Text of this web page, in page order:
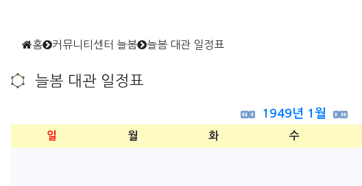
홈 커뮤니티센터 늘봄 늘봄 대관 일정표
늘봄 대관 일정표
1949년 1월
일 월 화 수